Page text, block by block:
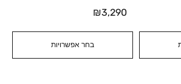
בחר אפשרויות
₪3,290